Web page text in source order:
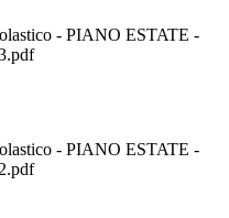
- PIANO ESTATE -
- PIANO ESTATE -